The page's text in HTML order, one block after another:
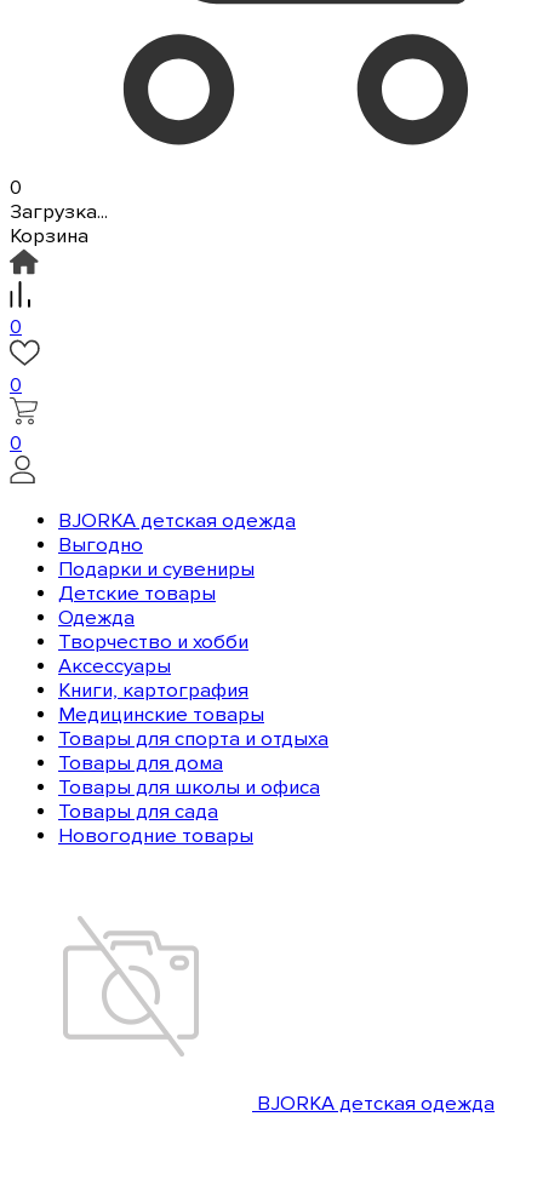
0
Загрузка...
Корзина
0
0
0
BJORKA детская одежда
Выгодно
Подарки и сувениры
Детские товары
Одежда
Творчество и хобби
Аксессуары
Книги, картография
Медицинские товары
Товары для спорта и отдыха
Товары для дома
Товары для школы и офиса
Товары для сада
Новогодние товары
BJORKA детская одежда